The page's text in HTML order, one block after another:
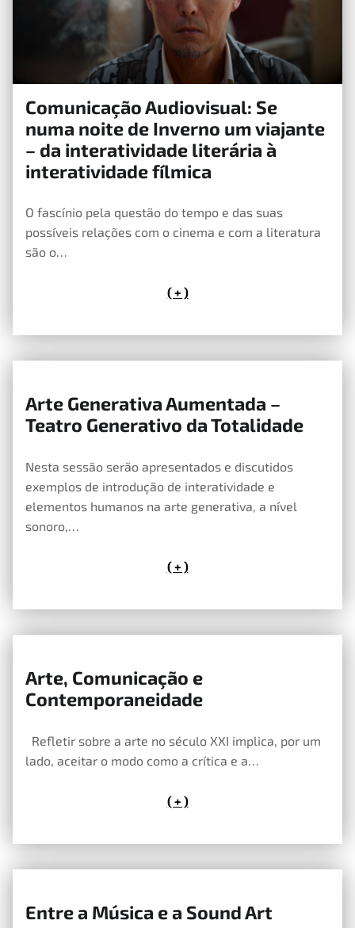
Comunicação Audiovisual: Se
numa noite de Inverno um viajante
– da interatividade literária à
interatividade fílmica
O fascínio pela questão do tempo e das suas
possíveis relações com o cinema e com a literatura
são o…
( + )
Arte Generativa Aumentada –
Teatro Generativo da Totalidade
Nesta sessão serão apresentados e discutidos
exemplos de introdução de interatividade e
elementos humanos na arte generativa, a nível
sonoro,…
( + )
21 de Maio, 2020
Arte, Comunicação e
Contemporaneidade
Refletir sobre a arte no século XXI implica, por um
lado, aceitar o modo como a crítica e a…
( + )
21 de Maio, 2020
Entre a Música e a Sound Art